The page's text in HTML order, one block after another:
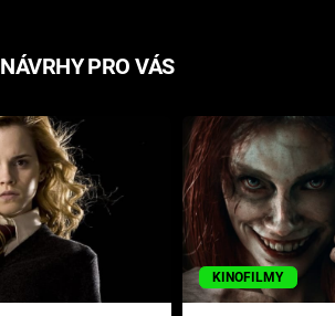
NÁVRHY PRO VÁS
KINOFILMY